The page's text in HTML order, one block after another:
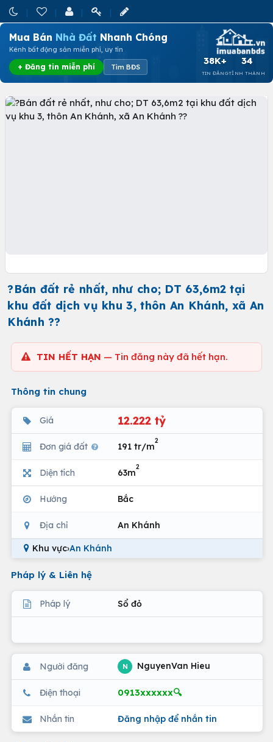
Mua Bán Nhà Đất Nhanh Chóng
Kênh bất động sản miễn phí, uy tín
+ Đăng tin miễn phí Tìm BĐS
38K+
TIN ĐĂNG
34
TỈNH THÀNH
?Bán đất rẻ nhất, như cho; DT 63,6m2 tại
khu đất dịch vụ khu 3, thôn An Khánh, xã An
Khánh ??
TIN HẾT HẠN — Tin đăng này đã hết hạn.
Thông tin chung
Giá 12.222 tỷ
Đơn giá đất 191 tr/m
2
Diện tích 63m
2
Hướng Bắc
Địa chỉ An Khánh
Khu vực›An Khánh
Pháp lý & Liên hệ
Pháp lý Sổ đỏ
Người đăng N NguyenVan Hieu
Điện thoại 0913xxxxxx🔍
Nhắn tin Đăng nhập để nhắn tin